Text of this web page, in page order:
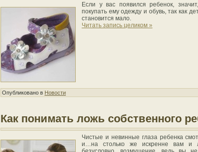
Если у вас появился ребенок,
покупать ему одежду и обувь, так как
становится мало.
Читать запись целиком »
Опубликовано в Новости
Как понимать ложь собственного
Чистые и невинные глаза ребенка
и…на столько же искренне вам и